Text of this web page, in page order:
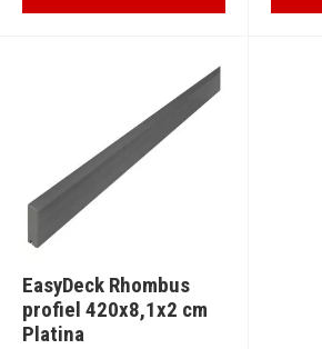
EasyDeck Rhombus
profiel 420x8,1x2 cm
Platina